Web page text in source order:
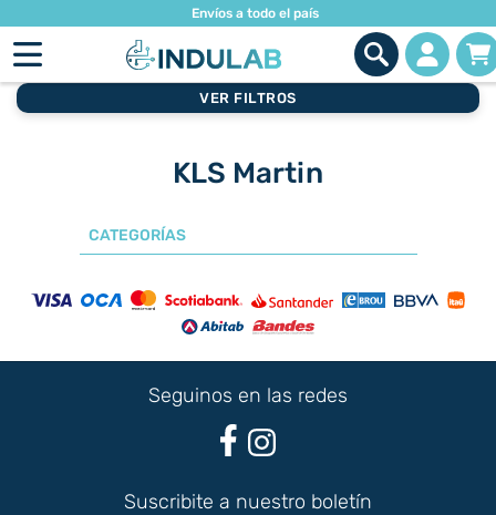
Envíos a todo el país
VER FILTROS
KLS Martin
CATEGORÍAS
Seguinos en las redes
Suscribite a nuestro boletín